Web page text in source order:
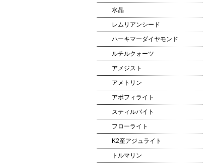
水晶
レムリアンシード
ハーキマーダイヤモンド
ルチルクォーツ
アメジスト
アメトリン
アポフィライト
スティルバイト
フローライト
K2産アジュライト
トルマリン